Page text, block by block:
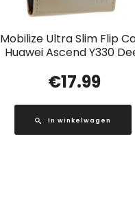
Mobilize Ultra Slim Flip
Huawei Ascend Y330
€17.99
In winkelwagen